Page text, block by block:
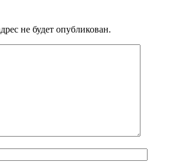
не будет опубликован.